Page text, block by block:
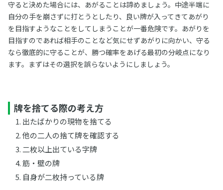
守ると決めた場合には、あがることは諦めましょう。中途半端に
自分の手を崩さずに打とうとしたり、良い牌が入ってきてあがり
を目指すようなことをしてしまうことが一番危険です。あがりを
目指すのであれば相手のことなど気にせずあがりに向かい、守る
なら徹底的に守ることが、勝つ確率をあげる最初の分岐点になり
ます。まずはその選択を誤らないようにしましょう。
牌を捨てる際の考え方
出たばかりの現物を捨てる
他の二人の捨て牌を確認する
二枚以上出ている字牌
筋・壁の牌
自身が二枚持っている牌